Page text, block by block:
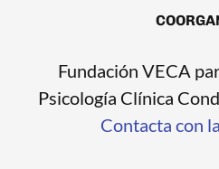
Fundación VECA
Psicología Clínica
Contacta con